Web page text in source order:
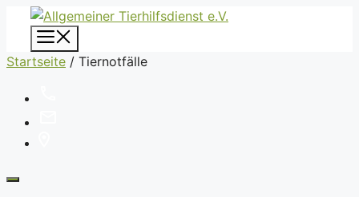
Zum
Inhalt
springen
Startseite / Tiernotfälle